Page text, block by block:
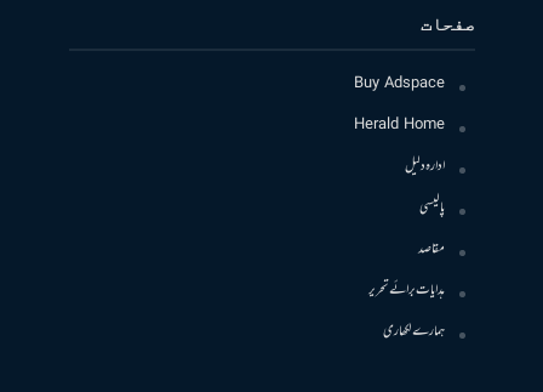
صفحات
Buy Adspace
Herald Home
ادارہ دلیل
پالیسی
مقاصد
ہدایات برائے تحریر
ہمارے لکھاری